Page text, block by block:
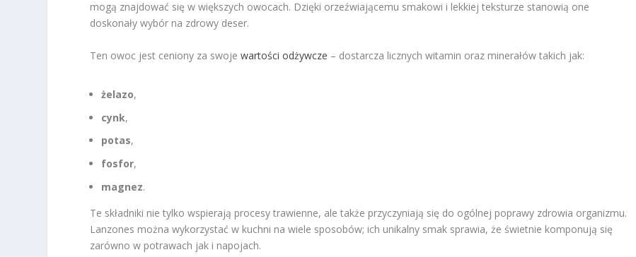
mogą znajdować się w większych owocach. Dzięki orzeźwiającemu smakowi i lekkiej teksturze stanowią one
doskonały wybór na zdrowy deser.
Ten owoc jest ceniony za swojewartości odżywcze – dostarcza licznych witamin oraz minerałów takich jak:
żelazo,
cynk,
potas,
fosfor,
magnez.
Te składniki nie tylko wspierają procesy trawienne, ale także przyczyniają się do ogólnej poprawy zdrowia organizmu.
Lanzones można wykorzystać w kuchni na wiele sposobów; ich unikalny smak sprawia, że świetnie komponują się
zarówno w potrawach jak i napojach.